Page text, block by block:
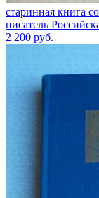
старинная книга
писатель
2 200 руб.